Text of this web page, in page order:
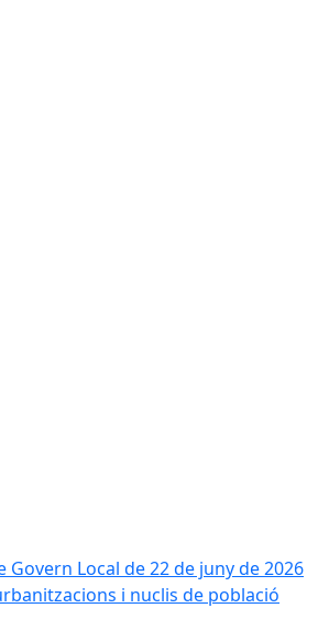
Local de 22 de juny de 2026
i nuclis de població